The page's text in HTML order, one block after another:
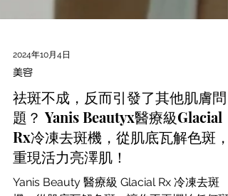
2024年10月4日
美容
祛斑不成，反而引發了其他肌膚問
題？ Yanis Beautyx醫療級Glacial
Rx冷凍去斑機，從肌底瓦解色斑，
重現活力亮澤肌！